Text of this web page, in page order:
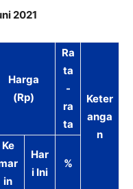
2021
Harga
(Rp)
Ra
ta
-
ra
ta
Keter
anga
n
Ke
in
Har
i Ini
%